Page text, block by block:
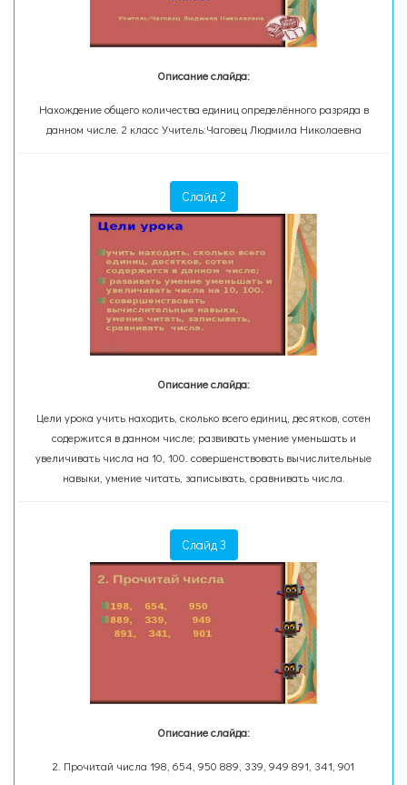
Описание слайда:
Нахождение общего количества единиц определённого разряда в
данном числе. 2 класс Учитель:Чаговец Людмила Николаевна
Слайд 2
Описание слайда:
Цели урока учить находить, сколько всего единиц, десятков, сотен
содержится в данном числе; развивать умение уменьшать и
увеличивать числа на 10, 100. совершенствовать вычислительные
навыки, умение читать, записывать, сравнивать числа.
Слайд 3
Описание слайда:
2. Прочитай числа 198, 654, 950 889, 339, 949 891, 341, 901